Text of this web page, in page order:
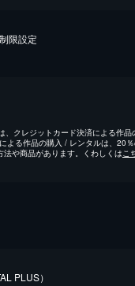
限設定
クレジットカード決済による作品
よる作品の購入 / レンタルは、20％
や商品があります。くわしくは こ
PLUS）